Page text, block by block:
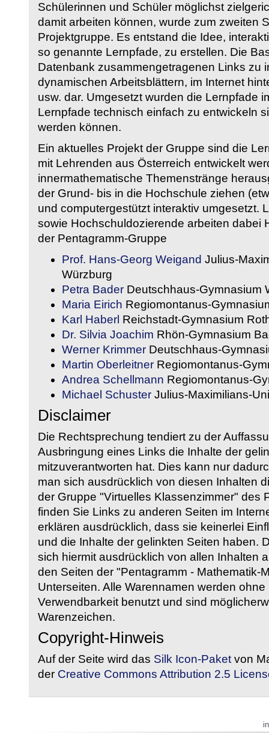
Schülerinnen und Schüler möglichst
damit arbeiten können, wurde zum zweiten
Projektgruppe. Es entstand die Idee,
so genannte Lernpfade, zu erstellen. Die
Datenbank zusammengetragenen Links zu
dynamischen Arbeitsblättern, im Internet
usw. dar. Umgesetzt wurden die Lernpfade
Lernpfade technisch einfach zu entwickeln
werden können.
Ein aktuelles Projekt der Gruppe sind die
mit Lehrenden aus Österreich entwickelt
innermathematische Themenstränge
der Grund- bis in die Hochschule ziehen
und computergestützt interaktiv umgesetzt.
sowie Hochschuldozierende arbeiten dabei
der Pentagramm-Gruppe
Prof. Hans-Georg Weigand Julius-
Würzburg
Petra Bader Deutschhaus-Gymnasium
Maria Eirich Regiomontanus-
Karl Haberl Reichstadt-Gymnasium
Dr. Silvia Joachim Rhön-Gymnasium
Werner Krimmer Deutschhaus-
Martin Oberleitner Regiomontanus-
Andrea Schellmann Regiomontanus-
Michael Schuster Julius-Maximilians-
Disclaimer
Die Rechtsprechung tendiert zu der
Ausbringung eines Links die Inhalte der
mitzuverantworten hat. Dies kann nur
man sich ausdrücklich von diesen Inhalten
der Gruppe "Virtuelles Klassenzimmer" des
finden Sie Links zu anderen Seiten im
erklären ausdrücklich, dass sie keinerlei
und die Inhalte der gelinkten Seiten haben.
sich hiermit ausdrücklich von allen Inhalten
den Seiten der "Pentagramm - Mathematik-
Unterseiten. Alle Warennamen werden
Verwendbarkeit benutzt und sind
Warenzeichen.
Copyright-Hinweis
Auf der Seite wird das Silk Icon-Paket von
der Creative Commons Attribution 2.5